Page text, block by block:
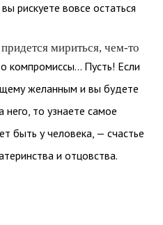
рискуете вовсе остаться
мириться, чем-то
компромиссы... Пусть! Если
желанным и вы будете
него, то узнаете самое
быть у человека, — счастье
и отцовства.